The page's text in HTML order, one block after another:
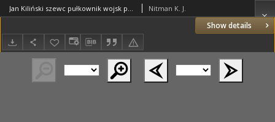
Show details
Jan Kiliński szewc pułkownik wojsk polskich w r. 1794. Opowieść historyczna Nitman K. J.